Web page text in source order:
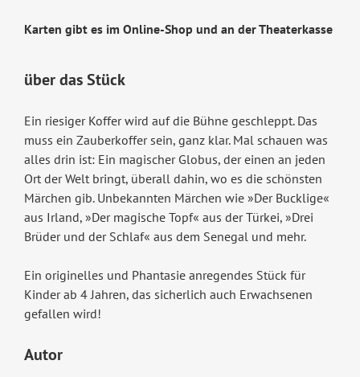
Karten gibt es im Online-Shop und an der Theaterkasse
über das Stück
Ein riesiger Koffer wird auf die Bühne geschleppt. Das
muss ein Zauberkoffer sein, ganz klar. Mal schauen was
alles drin ist: Ein magischer Globus, der einen an jeden
Ort der Welt bringt, überall dahin, wo es die schönsten
Märchen gib. Unbekannten Märchen wie »Der Bucklige«
aus Irland, »Der magische Topf« aus der Türkei, »Drei
Brüder und der Schlaf« aus dem Senegal und mehr.
Ein originelles und Phantasie anregendes Stück für
Kinder ab 4 Jahren, das sicherlich auch Erwachsenen
gefallen wird!
Autor